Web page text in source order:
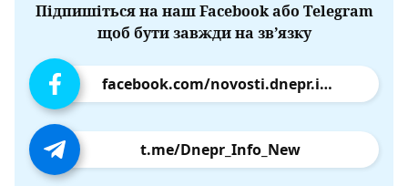
Підпишіться на наш Facebook або Telegram
щоб бути завжди на зв’язку
facebook.com/novosti.dnepr.info
t.me/Dnepr_Info_New